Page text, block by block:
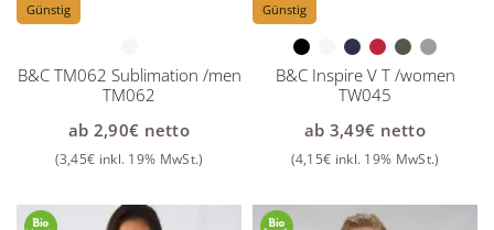
Günstig
B&C TM062 Sublimation /men
TM062
ab 2,90€ netto
(3,45€ inkl. 19% MwSt.)
Günstig
B&C Inspire V T /women
TW045
ab 3,49€ netto
(4,15€ inkl. 19% MwSt.)